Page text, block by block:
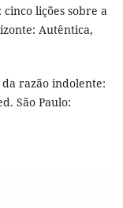
cinco lições sobre a
Autêntica,
da razão indolente:
São Paulo: